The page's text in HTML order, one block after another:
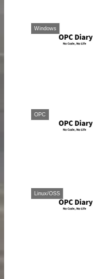
Windows
OPC
Linux/OSS